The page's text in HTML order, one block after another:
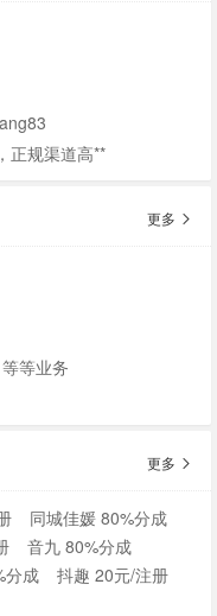
正规渠道高**
更多
等业务
更多
同城佳媛 80%分成
音九 80%分成
分成
抖趣 20元/注册